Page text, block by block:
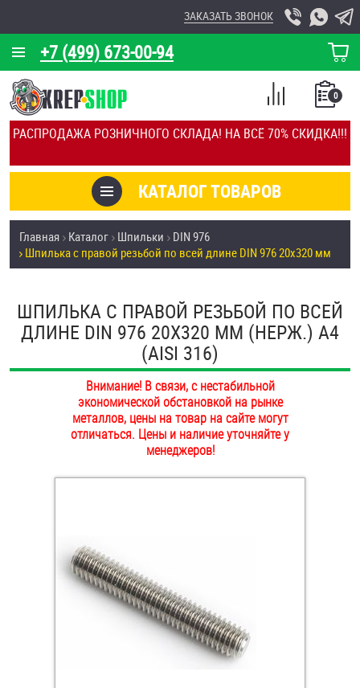
РАСПРОДАЖА РОЗНИЧНОГО СКЛАДА! НА ВСЁ 70% СКИДКА!!!
+7 (499) 673-00-94
ЗАКАЗАТЬ ЗВОНОК
КОРЗИНА
О КОМПАНИИ
КАЛЬКУЛЯТОР
ОТЗЫВЫ
УСЛУГИ
СКИДКИ
ОПТ
ПОКУПАТЕЛЯМ
ОПЛАТА И ДОСТАВКА
НАШИ МАГАЗИНЫ
КАТАЛОГ ТОВАРОВ
0
СПИСОК
СРАВНЕНИЕ
Товары со скидкой
Анкеры
Антивандальный крепёж, инструмент
Заклепки (Гайки-Заклепки)
Инструмент
Крюки, кольца с метрической резьбой
Главная Каталог Шпильки
DIN 976
Шпилька с правой резьбой по всей длине DIN 976 20х320 мм
ШПИЛЬКА С ПРАВОЙ РЕЗЬБОЙ ПО ВСЕЙ
ДЛИНЕ DIN 976 20Х320 ММ (НЕРЖ.) A4
(AISI 316)
Внимание! В связи, с нестабильной
экономической обстановкой на рынке
металлов, цены на товар на сайте могут
отличаться. Цены и наличие уточняйте у
менеджеров!